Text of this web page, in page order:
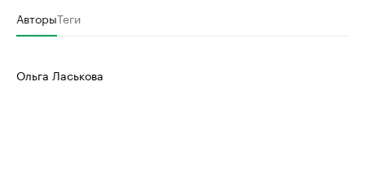
АвторыТеги
Ольга Ласькова